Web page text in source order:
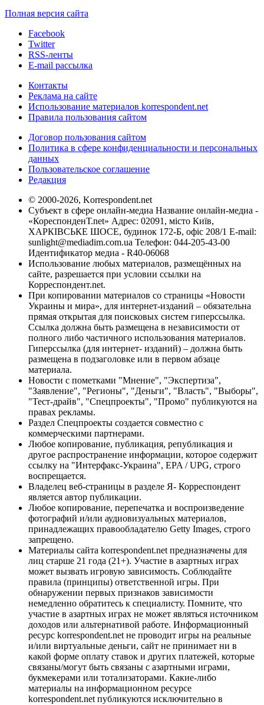
Полная версия сайта
Facebook
Twitter
RSS-ленты
E-mail рассылка
Контакты
Реклама на сайте
Использование материалов korrespondent.net
Правила пользования сайтом
Договор пользования сайтом
Политика в сфере конфиденциальности и персональных
данных
Пользовательское соглашение
Редакция
© 2000-2026, Korrespondent.net
Субъект в сфере онлайн-медиа Название онлайн-медиа -
«КореспонденТ.net» Адрес: 02091, місто Київ,
ХАРКІВСЬКЕ ШОСЕ, будинок 172-Б, офіс 208/1 E-mail:
sunlight@mediadim.com.ua Телефон: 044-205-43-00
Идентификатор медиа - R40-06068
Использование любых материалов, размещённых на
сайте, разрешается при условии ссылки на
Корреспондент.net.
При копировании материалов со страницы «Новости
Украины и мира», для интернет-изданий – обязательна
прямая открытая для поисковых систем гиперссылка.
Ссылка должна быть размещена в независимости от
полного либо частичного использования материалов.
Гиперссылка (для интернет- изданий) – должна быть
размещена в подзаголовке или в первом абзаце
материала.
Новости с пометками "Мнение", "Экспертиза",
"Заявление", "Регионы", "Деньги", "Власть", "Выборы",
"Тест-драйв", "Спецпроекты", "Промо" публикуются на
правах рекламы.
Раздел Спецпроекты создается совместно с
коммерческими партнерами.
Любое копирование, публикация, републикация и
другое распространение информации, которое содержит
ссылку на "Интерфакс-Украина", EPA / UPG, строго
воспрещается.
Владелец веб-страницы в разделе Я- Корреспондент
является автор публикации.
Любое копирование, перепечатка и воспроизведение
фотографий и/или аудиовизуальных материалов,
принадлежащих правообладателю Getty Images, строго
запрещено.
Материалы сайта korrespondent.net предназначены для
лиц старше 21 года (21+). Участие в азартных играх
может вызвать игровую зависимость. Соблюдайте
правила (принципы) ответственной игры. При
обнаружении первых признаков зависимости
немедленно обратитесь к специалисту. Помните, что
участие в азартных играх не может являться источником
доходов или альтернативой работе. Информационный
ресурс korrespondent.net не проводит игры на реальные
и/или виртуальные деньги, сайт не принимает ни в
какой форме оплату ставок и других платежей, которые
связаны/могут быть связаны с азартными играми,
букмекерами или тотализаторами. Какие-либо
материалы на информационном ресурсе
korrespondent.net публикуются исключительно в